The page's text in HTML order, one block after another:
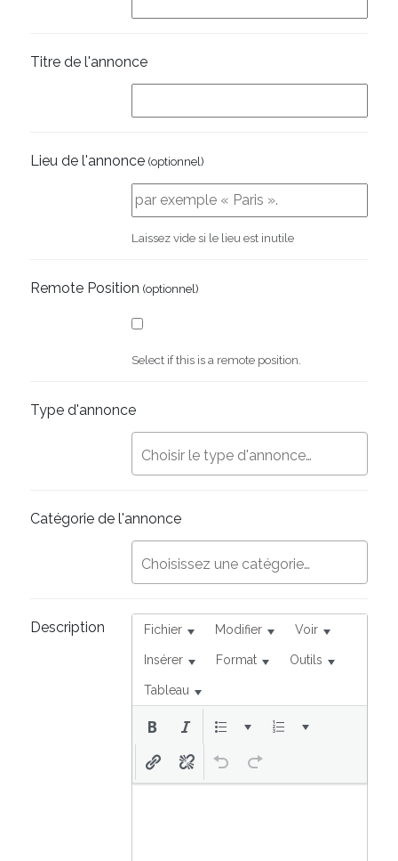
Titre de l'annonce
Lieu de l'annonce (optionnel)
Laissez vide si le lieu est inutile
Remote Position (optionnel)
Select if this is a remote position.
Type d'annonce
Catégorie de l'annonce
Description Fichier Modifier Voir
Insérer Format Outils
Tableau